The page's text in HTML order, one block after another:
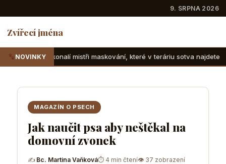
9. SRPNA 2026
Zvířecí jména
NOVINKY
maskování, které v teráriu sotva najdete
MAGAZÍN O PSECH
Jak naučit psa aby neštěkal na
domovní zvonek
✍ Bc. Martina Vaňková⏱ 4 min čtení👁 37 zobrazení